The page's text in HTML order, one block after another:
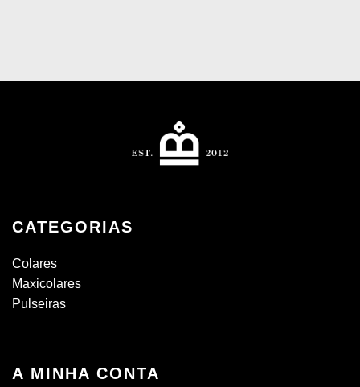
CATEGORIAS
Colares
Maxicolares
Pulseiras
A MINHA CONTA